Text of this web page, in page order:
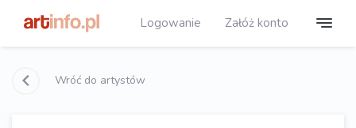
Logowanie Załóż konto
Wróć do artystów